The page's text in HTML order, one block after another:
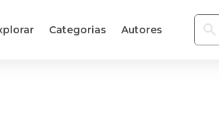
Categorias Autores